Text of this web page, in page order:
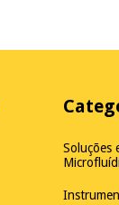
Soluções